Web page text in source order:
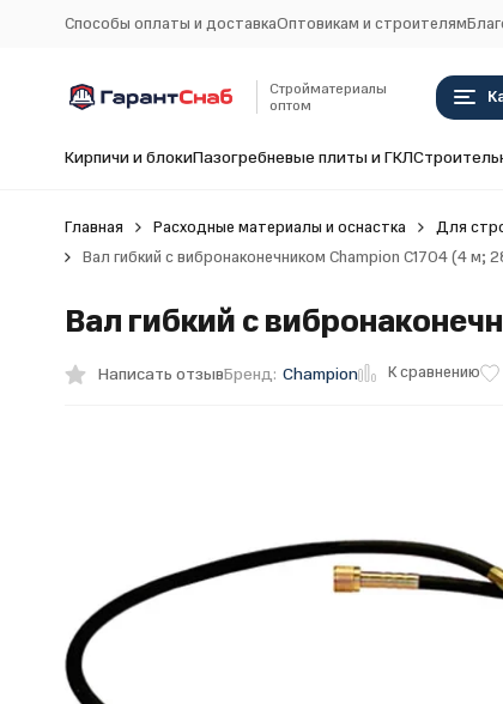
Способы оплаты и доставкаОптовикам и строителям
Стройматериалы
оптом
Кирпичи и блокиПазогребневые плиты и ГКЛ
Главная Расходные материалы и оснастка Для
Вал гибкий с вибронаконечником Champion C1704 (4 м;
Вал гибкий с
Написать отзывБренд: Champion К сравнению